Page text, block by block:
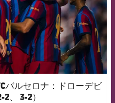
バルセロナ：ドローデビ
2、 3-2）